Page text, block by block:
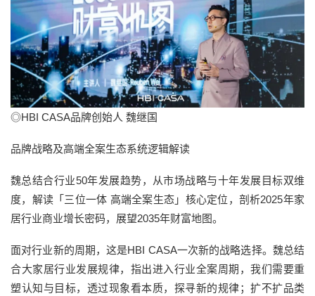
◎HBI CASA品牌创始人 魏继国
品牌战略及高端全案生态系统逻辑解读
魏总结合行业50年发展趋势，从市场战略与十年发展目标双维
度，解读「三位一体 高端全案生态」核心定位，剖析2025年家
居行业商业增长密码，展望2035年财富地图。
面对行业新的周期，这是HBI CASA一次新的战略选择。魏总结
合大家居行业发展规律，指出进入行业全案周期，我们需要重
塑认知与目标，透过现象看本质，探寻新的规律；扩不扩品类